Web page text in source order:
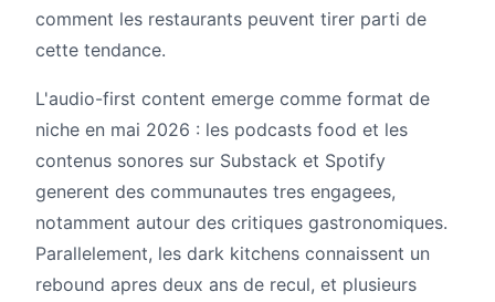
comment les restaurants peuvent tirer parti de
cette tendance.
L'audio-first content emerge comme format de
niche en mai 2026 : les podcasts food et les
contenus sonores sur Substack et Spotify
generent des communautes tres engagees,
notamment autour des critiques gastronomiques.
Parallelement, les dark kitchens connaissent un
rebound apres deux ans de recul, et plusieurs